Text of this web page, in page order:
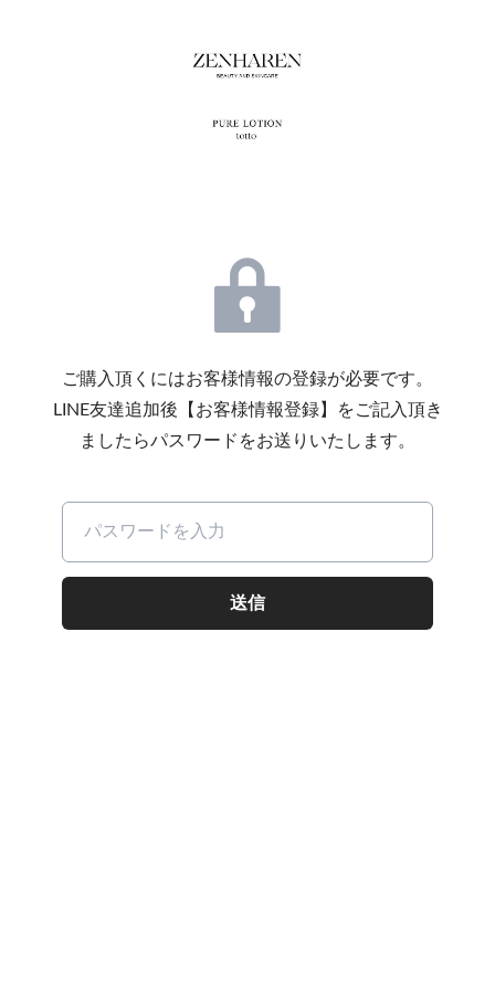
ご購入頂くにはお客様情報の登録が必要です。
LINE友達追加後【お客様情報登録】をご記入頂き
ましたらパスワードをお送りいたします。